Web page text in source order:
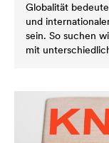
Globalität
und
sein. So suchen
mit